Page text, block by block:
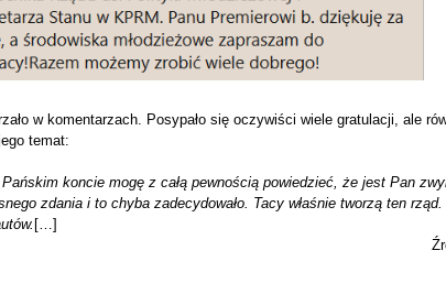
w komentarzach. Posypało się oczywiści wiele gratulacji, ale
temat:
koncie mogę z całą pewnością powiedzieć, że jest Pan
zdania i to chyba zadecydowało. Tacy właśnie tworzą ten
[…]